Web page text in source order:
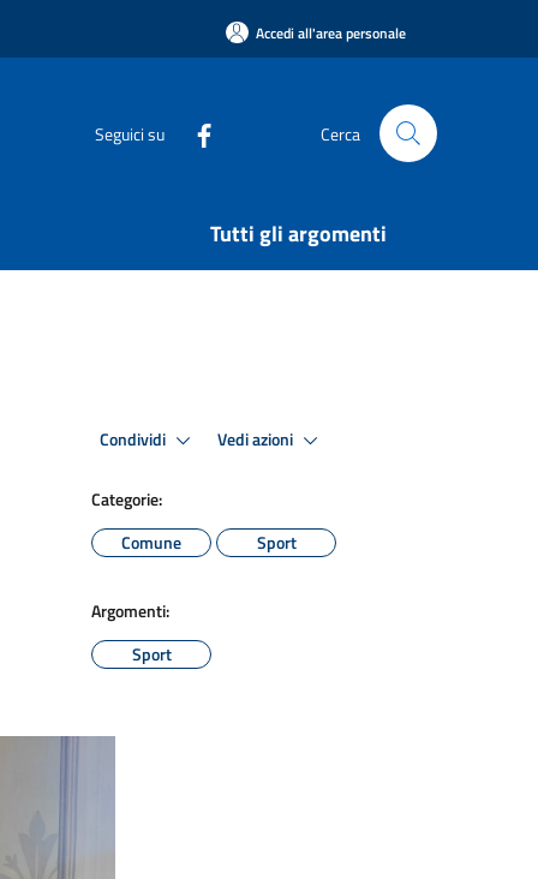
Accedi all'area personale
Seguici su Cerca
Tutti gli argomenti
Condividi Vedi azioni
Categorie:
Comune
Sport
Argomenti:
Sport